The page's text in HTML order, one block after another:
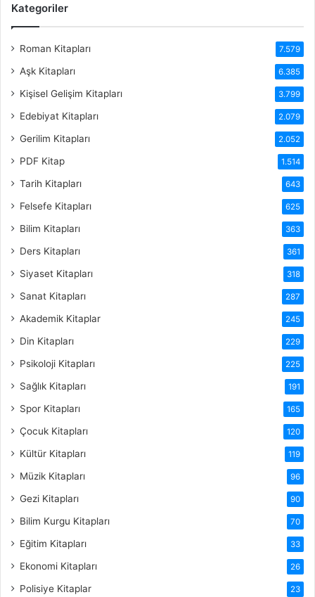
Kategoriler
Roman Kitapları 7.579
Aşk Kitapları 6.385
Kişisel Gelişim Kitapları 3.799
Edebiyat Kitapları 2.079
Gerilim Kitapları 2.052
PDF Kitap 1.514
Tarih Kitapları 643
Felsefe Kitapları 625
Bilim Kitapları 363
Ders Kitapları 361
Siyaset Kitapları 318
Sanat Kitapları 287
Akademik Kitaplar 245
Din Kitapları 229
Psikoloji Kitapları 225
Sağlık Kitapları 191
Spor Kitapları 165
Çocuk Kitapları 120
Kültür Kitapları 119
Müzik Kitapları 96
Gezi Kitapları 90
Bilim Kurgu Kitapları 70
Eğitim Kitapları 33
Ekonomi Kitapları 26
Polisiye Kitaplar 23